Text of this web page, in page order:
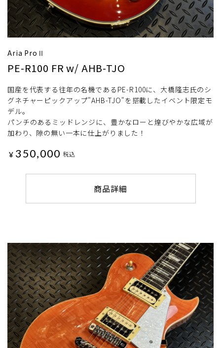
Aria ProⅡ
PE-R100 FR w/ AHB-TJO
国産を代表する往年の名機であるPE-R100に、大橋隆志氏のシ
グネチャーピックアップ"AHB-TJO"を搭載したイベント限定モ
デル。
パンチのあるミッドレンジに、豊かなローと煌びやかな広域が
加わり、隙の無い一本に仕上がりました！
¥ 350,000 税込
商品詳細